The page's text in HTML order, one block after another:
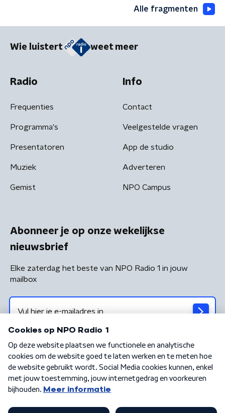
Alle fragmenten
Wie luistert weet meer
Radio
Frequenties
Programma's
Presentatoren
Muziek
Gemist
Info
Contact
Veelgestelde vragen
App de studio
Adverteren
NPO Campus
Abonneer je op onze wekelijkse
nieuwsbrief
Elke zaterdag het beste van NPO Radio 1 in jouw
mailbox
Algemene voorwaarden Privacybeleid